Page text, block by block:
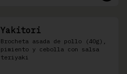
Yakitori
Brocheta asada de pollo (40g),
pimiento y cebolla con salsa
teriyaki